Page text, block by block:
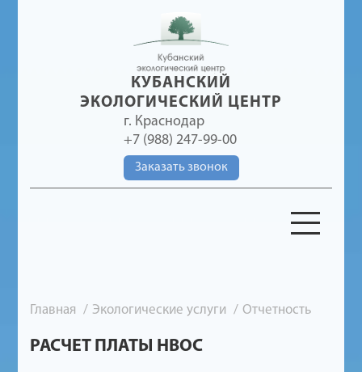
КУБАНСКИЙ
ЭКОЛОГИЧЕСКИЙ ЦЕНТР
г. Краснодар
+7 (988) 247-99-00
Заказать звонок
Главная Экологические услуги Отчетность
РАСЧЕТ ПЛАТЫ НВОС